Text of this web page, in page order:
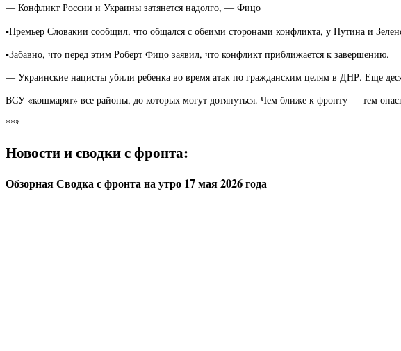
— Конфликт России и Украины затянется надолго, — Фицо
▪️Премьер Словакии сообщил, что общался с обеими сторонами конфликта, у Путина и
▪️Забавно, что перед этим Роберт Фицо заявил, что конфликт приближается к завершению.
— Украинские нацисты убили ребенка во время атак по гражданским целям в ДНР. Еще
ВСУ «кошмарят» все районы, до которых могут дотянуться. Чем ближе к фронту — тем
***
Новости и сводки с фронта:
Обзорная Сводка с фронта на утро 17 мая 2026 года